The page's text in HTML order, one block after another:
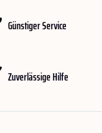
Günstiger Service
Zuverlässige Hilfe